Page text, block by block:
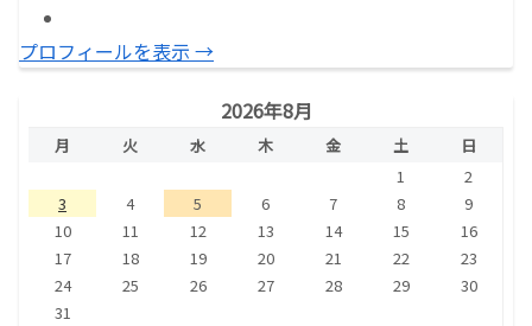
プロフィールを表示 →
2026年8月
月 火 水 木 金 土
日
1
2
3
4 5 6 7 8
9
10
11 12 13 14 15
16
17
18 19 20 21 22
23
24
25 26 27 28 29
30
31